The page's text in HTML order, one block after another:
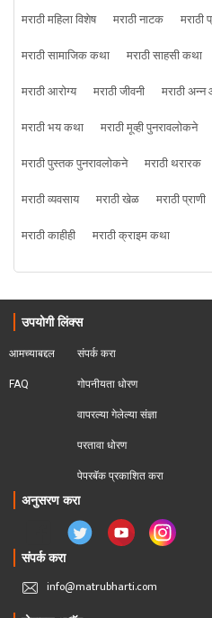
मराठी महिला विशेष
मराठी नाटक मराठी
मराठी सामाजिक कथा
मराठी साहसी कथा
मराठी आरोग्य
मराठी जीवनी मराठी
मराठी भय कथा
मराठी मूव्ही पुनरावलोकने
मराठी पुस्तक पुनरावलोकने
मराठी थरारक
मराठी व्यवसाय
मराठी खेळ मराठी प्राणी
मराठी काहीही
मराठी क्राइम कथा
उपयोगी लिंक्स
आमच्याबद्दल
FAQ
संपर्क करा
गोपनीयता धोरण
वापरल्या गेलेल्या संज्ञा
परतावा धोरण
पेपरबॅक प्रकाशित करा
अनुसरण करा
संपर्क करा
info@matrubharti.com